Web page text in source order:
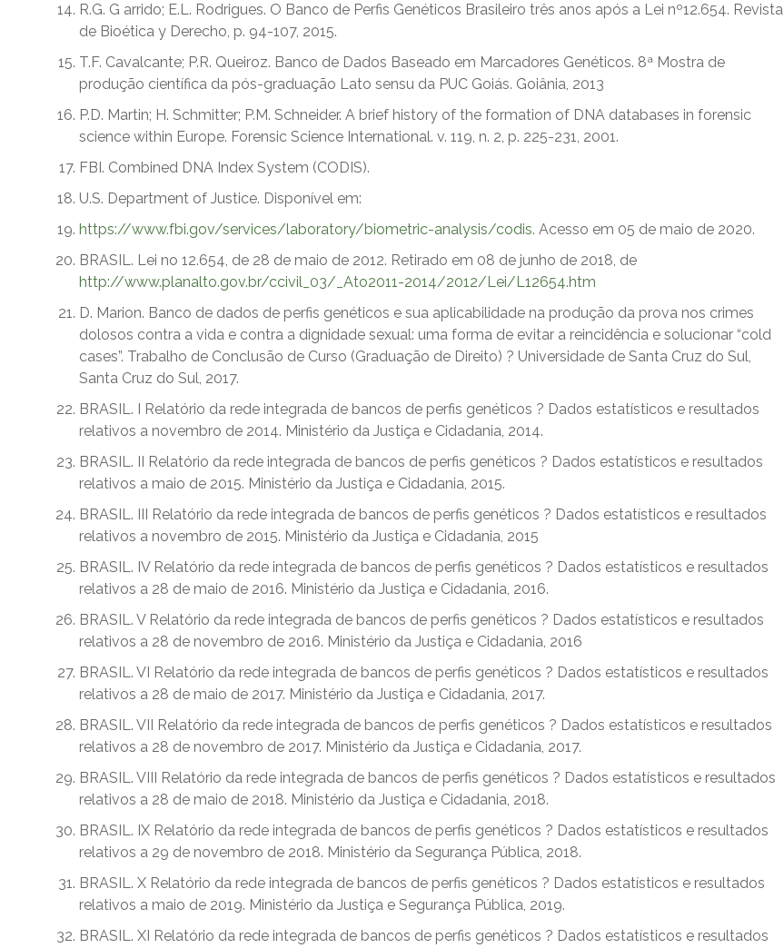
R.G. G arrido; E.L. Rodrigues. O Banco de Perfis Genéticos Brasileiro três anos após a Lei nº12.654. Revista
de Bioética y Derecho, p. 94-107, 2015.
T.F. Cavalcante; P.R. Queiroz. Banco de Dados Baseado em Marcadores Genéticos. 8ª Mostra de
produção científica da pós-graduação Lato sensu da PUC Goiás. Goiânia, 2013
P.D. Martin; H. Schmitter; P.M. Schneider. A brief history of the formation of DNA databases in forensic
science within Europe. Forensic Science International. v. 119, n. 2, p. 225-231, 2001.
FBI. Combined DNA Index System (CODIS).
U.S. Department of Justice. Disponível em:
https://www.fbi.gov/services/laboratory/biometric-analysis/codis. Acesso em 05 de maio de 2020.
BRASIL. Lei no 12.654, de 28 de maio de 2012. Retirado em 08 de junho de 2018, de
http://www.planalto.gov.br/ccivil_03/_Ato2011-2014/2012/Lei/L12654.htm
D. Marion. Banco de dados de perfis genéticos e sua aplicabilidade na produção da prova nos crimes
dolosos contra a vida e contra a dignidade sexual: uma forma de evitar a reincidência e solucionar “cold
cases”. Trabalho de Conclusão de Curso (Graduação de Direito) ? Universidade de Santa Cruz do Sul,
Santa Cruz do Sul, 2017.
BRASIL. I Relatório da rede integrada de bancos de perfis genéticos ? Dados estatísticos e resultados
relativos a novembro de 2014. Ministério da Justiça e Cidadania, 2014.
BRASIL. II Relatório da rede integrada de bancos de perfis genéticos ? Dados estatísticos e resultados
relativos a maio de 2015. Ministério da Justiça e Cidadania, 2015.
BRASIL. III Relatório da rede integrada de bancos de perfis genéticos ? Dados estatísticos e resultados
relativos a novembro de 2015. Ministério da Justiça e Cidadania, 2015
BRASIL. IV Relatório da rede integrada de bancos de perfis genéticos ? Dados estatísticos e resultados
relativos a 28 de maio de 2016. Ministério da Justiça e Cidadania, 2016.
BRASIL. V Relatório da rede integrada de bancos de perfis genéticos ? Dados estatísticos e resultados
relativos a 28 de novembro de 2016. Ministério da Justiça e Cidadania, 2016
BRASIL. VI Relatório da rede integrada de bancos de perfis genéticos ? Dados estatísticos e resultados
relativos a 28 de maio de 2017. Ministério da Justiça e Cidadania, 2017.
BRASIL. VII Relatório da rede integrada de bancos de perfis genéticos ? Dados estatísticos e resultados
relativos a 28 de novembro de 2017. Ministério da Justiça e Cidadania, 2017.
BRASIL. VIII Relatório da rede integrada de bancos de perfis genéticos ? Dados estatísticos e resultados
relativos a 28 de maio de 2018. Ministério da Justiça e Cidadania, 2018.
BRASIL. IX Relatório da rede integrada de bancos de perfis genéticos ? Dados estatísticos e resultados
relativos a 29 de novembro de 2018. Ministério da Segurança Pública, 2018.
BRASIL. X Relatório da rede integrada de bancos de perfis genéticos ? Dados estatísticos e resultados
relativos a maio de 2019. Ministério da Justiça e Segurança Pública, 2019.
BRASIL. XI Relatório da rede integrada de bancos de perfis genéticos ? Dados estatísticos e resultados